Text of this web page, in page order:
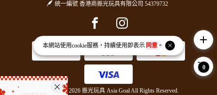
本網站使用cookie服務，持續使用即表示 同意。
統一編號 香港商振光玩具有限公司 54379732
Facebook pageInstagram page
Copyright © 2026 振光玩具 Asia Goal All Rights Reserved.
add
0